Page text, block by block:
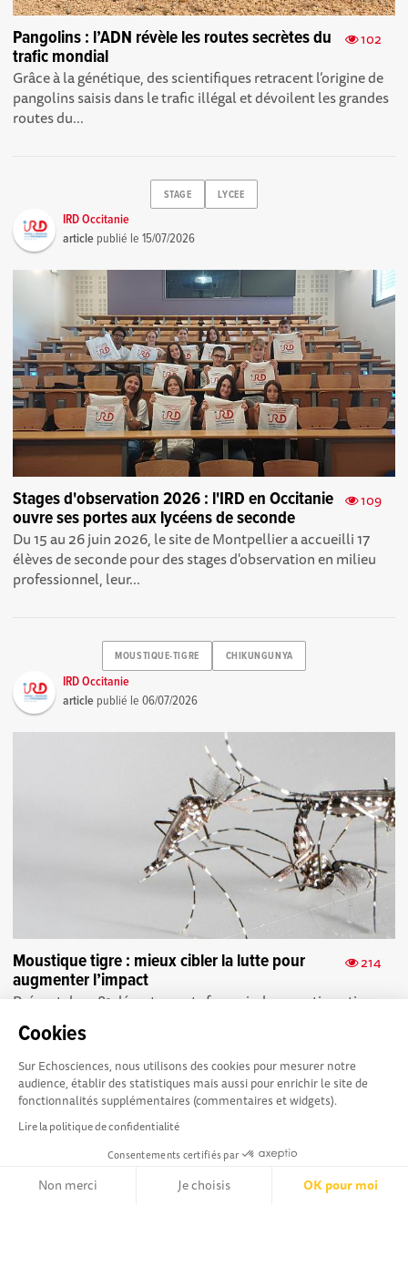
Cookies
Sur Echosciences, nous utilisons des cookies pour mesurer notre
audience, établir des statistiques mais aussi pour enrichir le site de
fonctionnalités supplémentaires (commentaires et widgets).
Lire la politique de confidentialité
Consentements certifiés par
Non merci Je choisis OK pour moi
102
Pangolins : l’ADN révèle les routes secrètes du
trafic mondial
Grâce à la génétique, des scientifiques retracent l’origine de
pangolins saisis dans le trafic illégal et dévoilent les grandes
routes du...
STAGE LYCEE
IRD Occitanie
article publié le15/07/2026
109
Stages d'observation 2026 : l'IRD en Occitanie
ouvre ses portes aux lycéens de seconde
Du 15 au 26 juin 2026, le site de Montpellier a accueilli 17
élèves de seconde pour des stages d'observation en milieu
professionnel, leur...
MOUSTIQUE-TIGRE CHIKUNGUNYA
IRD Occitanie
article publié le06/07/2026
214
Moustique tigre : mieux cibler la lutte pour
augmenter l’impact
Présent dans 81 départements français, le moustique tigre
progresse. Une étude IRD décrypte ses habitudes pour
mieux cibler sa lutte ...
Conditions Générales d'utilisation
La plateforme Science(s)
en Occitanie est le média